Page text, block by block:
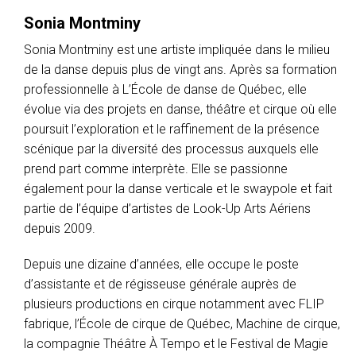
Sonia Montminy
Sonia Montminy est une artiste impliquée dans le milieu
de la danse depuis plus de vingt ans. Après sa formation
professionnelle à L’École de danse de Québec, elle
évolue via des projets en danse, théâtre et cirque où elle
poursuit l’exploration et le raffinement de la présence
scénique par la diversité des processus auxquels elle
prend part comme interprète. Elle se passionne
également pour la danse verticale et le swaypole et fait
partie de l’équipe d’artistes de Look-Up Arts Aériens
depuis 2009.
Depuis une dizaine d’années, elle occupe le poste
d’assistante et de régisseuse générale auprès de
plusieurs productions en cirque notamment avec FLIP
fabrique, l’École de cirque de Québec, Machine de cirque,
la compagnie Théâtre À Tempo et le Festival de Magie